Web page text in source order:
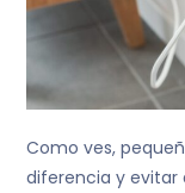
Como ves,
diferencia y evitar